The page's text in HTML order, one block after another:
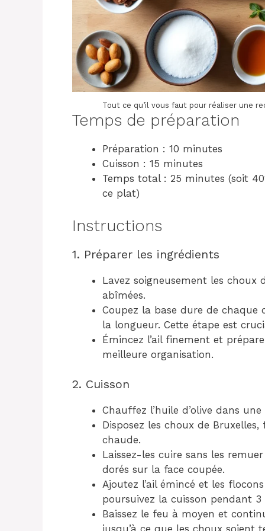
Tout ce qu’il vous faut pour réaliser une
Temps de préparation
Préparation : 10 minutes
Cuisson : 15 minutes
Temps total : 25 minutes (soit
ce plat)
Instructions
1. Préparer les ingrédients
Lavez soigneusement les choux
abîmées.
Coupez la base dure de chaque
la longueur. Cette étape est
Émincez l’ail finement et
meilleure organisation.
2. Cuisson
Chauffez l’huile d’olive dans
Disposez les choux de
chaude.
Laissez-les cuire sans les
dorés sur la face coupée.
Ajoutez l’ail émincé et les
poursuivez la cuisson pendant
Baissez le feu à moyen et